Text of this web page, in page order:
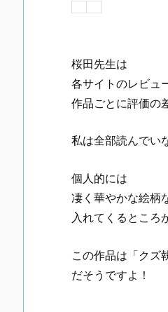
桜田先生は
各サイトのレビュ
作品ごとに評価の
私は全部読んでい
個人的には
凄く華やかな絵柄
入れてくるところ
この作品は「クズ
だそうですよ！